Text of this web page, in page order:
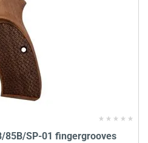
85B/SP-01 fingergrooves